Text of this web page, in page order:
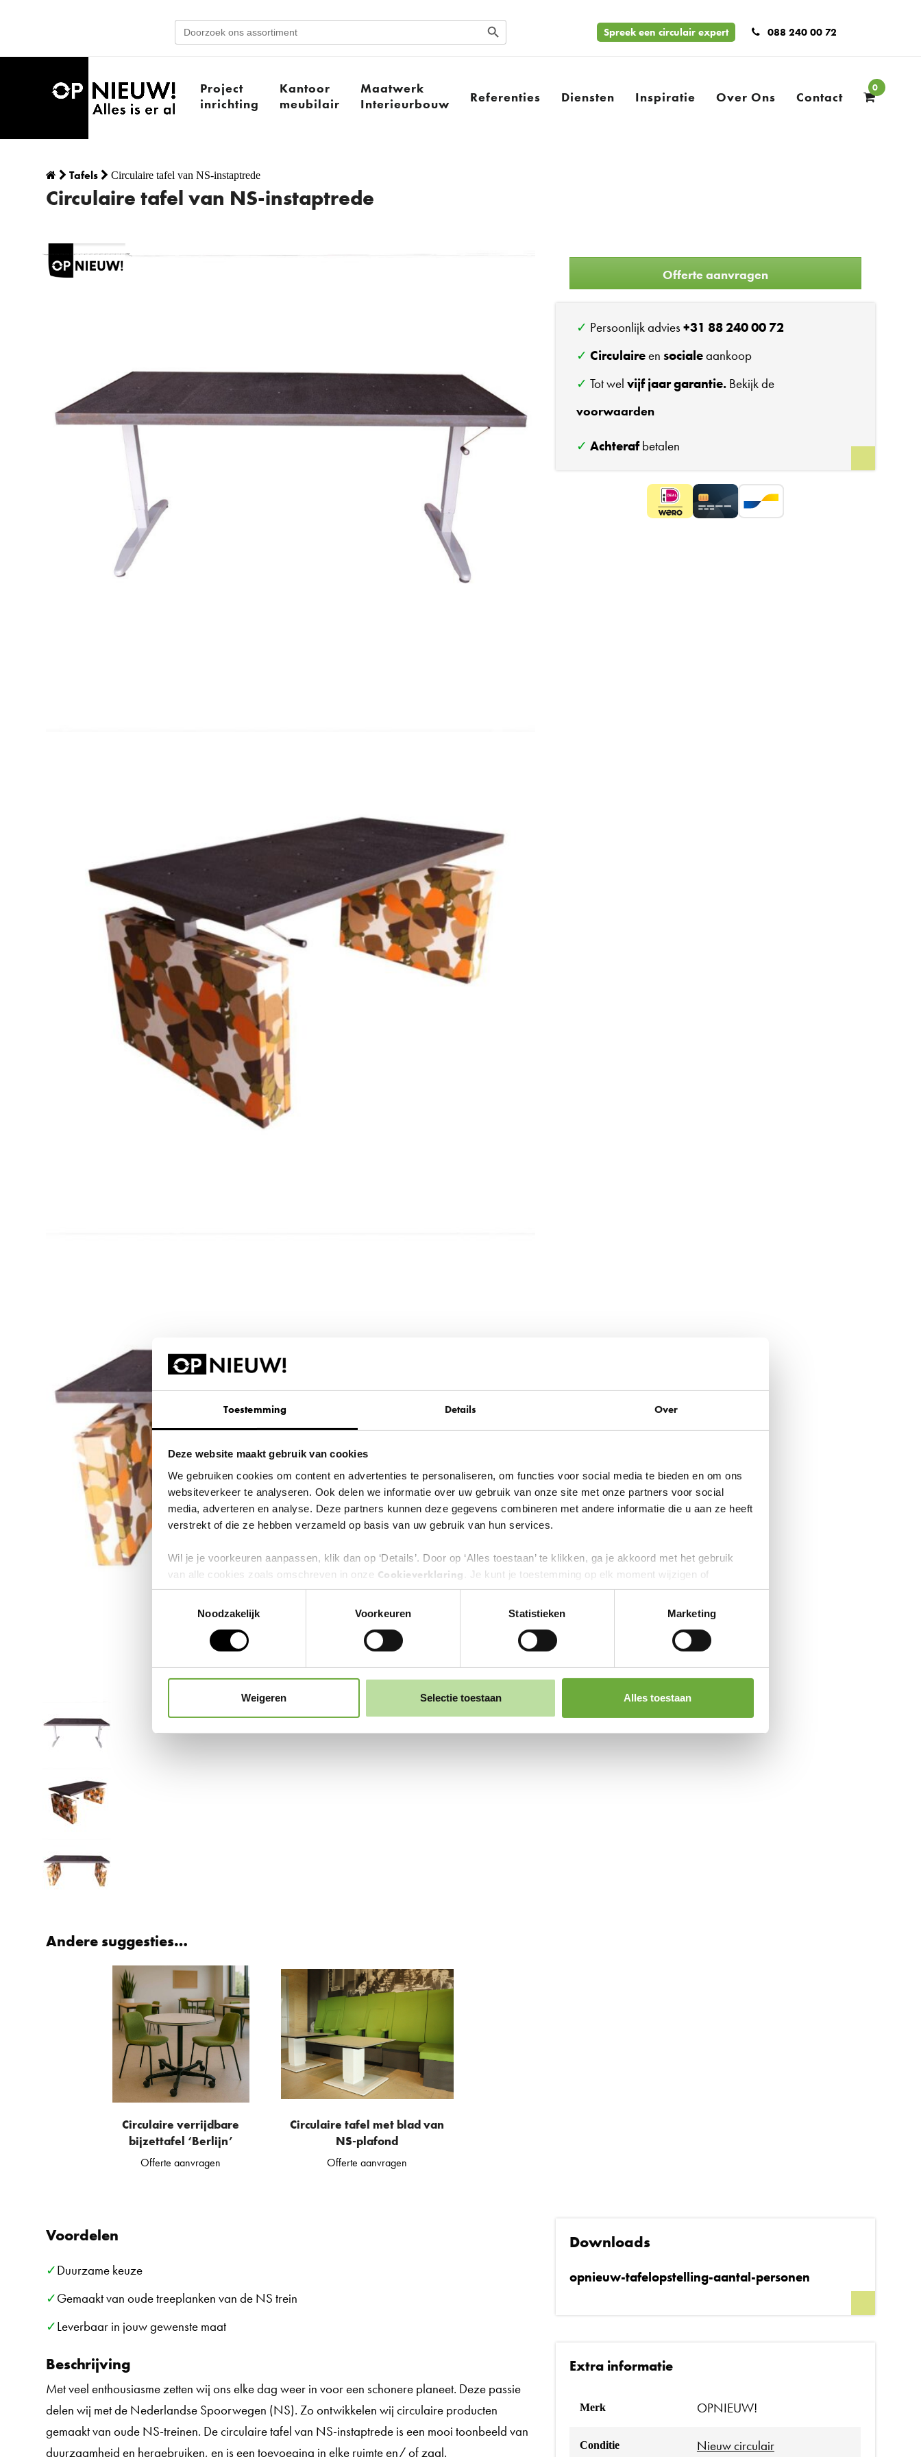
Toestemming Details Over
Deze website maakt gebruik van cookies
We gebruiken cookies om content en advertenties te personaliseren, om functies voor social media te bieden en om ons
websiteverkeer te analyseren. Ook delen we informatie over uw gebruik van onze site met onze partners voor social
media, adverteren en analyse. Deze partners kunnen deze gegevens combineren met andere informatie die u aan ze heeft
verstrekt of die ze hebben verzameld op basis van uw gebruik van hun services.
Wil je je voorkeuren aanpassen, klik dan op ‘Details’. Door op ‘Alles toestaan’ te klikken, ga je akkoord met het gebruik
van alle cookies zoals omschreven in onze Cookieverklaring . Je kunt je toestemming op elk moment wijzigen of
intrekken door middel van de zwevende knop links onderin.
Noodzakelijk
Voorkeuren Statistieken Marketing
Weigeren Selectie toestaan Alles toestaan
Search
for:
Search Button
Spreek een circulair expert 088 240 00 72
Project
inrichting
Kantoor
meubilair
Maatwerk
Interieurbouw
Referenties Diensten Inspiratie Over Ons Contact
0
Tafels Circulaire tafel van NS-instaptrede
Circulaire tafel van NS-instaptrede
Offerte aanvragen
✓ Persoonlijk advies+31 88 240 00 72
Circulaireen socialeaankoop
✓ Tot wel vijf jaar garantie. Bekijk de
voorwaarden
Achterafbetalen
Andere suggesties…
Circulaire verrijdbare
bijzettafel ‘Berlijn’
Offerte aanvragen
Circulaire tafel met blad van
NS-plafond
Offerte aanvragen
Voordelen
✓Duurzame keuze
✓Gemaakt van oude treeplanken van de NS trein
✓Leverbaar in jouw gewenste maat
Beschrijving
Met veel enthousiasme zetten wij ons elke dag weer in voor een schonere planeet. Deze passie
delen wij met de Nederlandse Spoorwegen (NS). Zo ontwikkelen wij circulaire producten
gemaakt van oude NS-treinen. De circulaire tafel van NS-instaptrede is een mooi toonbeeld van
duurzaamheid en hergebruiken, en is een toevoeging in elke ruimte en/ of zaal.
Downloads
opnieuw-tafelopstelling-aantal-personen
Extra informatie
Merk OPNIEUW!
Conditie Nieuw circulair